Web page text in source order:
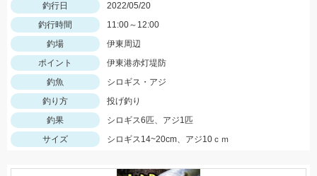
釣行日
2022/05/20
釣行時間
11:00～12:00
釣場
伊東周辺
ポイント
伊東港赤灯堤防
釣魚
シロギス・アジ
釣り方
投げ釣り
釣果
シロギス6匹、アジ1匹
サイズ
シロギス14~20cm、アジ10ｃｍ